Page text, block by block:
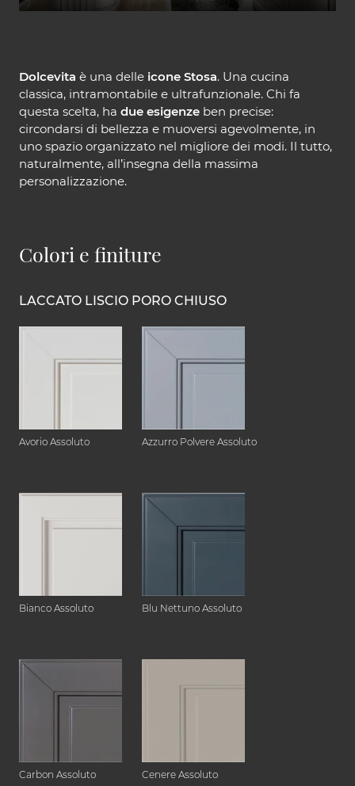
Dolcevita è una delle icone Stosa. Una cucina
classica, intramontabile e ultrafunzionale. Chi fa
questa scelta, ha due esigenze ben precise:
circondarsi di bellezza e muoversi agevolmente, in
uno spazio organizzato nel migliore dei modi. Il tutto,
naturalmente, all’insegna della massima
personalizzazione.
Colori e finiture
LACCATO LISCIO PORO CHIUSO
Avorio Assoluto Azzurro Polvere Assoluto
Bianco Assoluto Blu Nettuno Assoluto
Carbon Assoluto Cenere Assoluto